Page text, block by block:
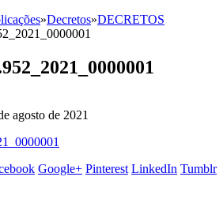
»Decretos»DECRETOS
agosto de 2021
Google+ Pinterest LinkedIn Tumblr